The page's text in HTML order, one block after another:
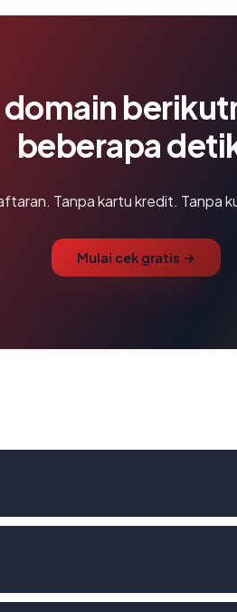
domain
beberapa
Tanpa kartu kredit. Tanpa
Mulai cek gratis →